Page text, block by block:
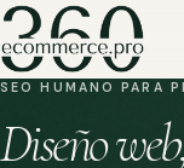
SEO HUMANO PARA
Diseño